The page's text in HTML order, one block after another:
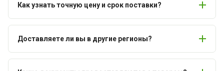
Как узнать точную цену и срок поставки?
Доставляете ли вы в другие регионы?